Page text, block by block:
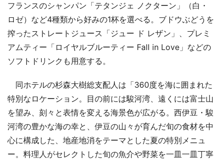
フランスのシャンパン「テタンジェ ノクターン」（白・
ロゼ）など4種類から好みの1杯を選べる。ブドウぶどうを
搾ったストレートジュース「ジュー ド レザン」、プレミ
アムティー「ロイヤルブルーティー Fall in Love」などの
ソフトドリンクも用意する。
同ホテルの杉森大樹総支配人は「360度を海に囲まれた
特別なロケーション。目の前には駿河湾、遠くには富士山
を望み、刻々と表情を変える海景色が広がる。西伊豆・駿
河湾の豊かな海の幸と、伊豆の山々が育んだ旬の食材を中
心に構成した、地産地消をテーマとした夏の特別メニュ
ー。料理人がセレクトした旬の魚介や野菜を一皿一皿丁寧